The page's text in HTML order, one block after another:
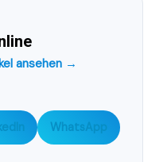
ansehen →
WhatsApp